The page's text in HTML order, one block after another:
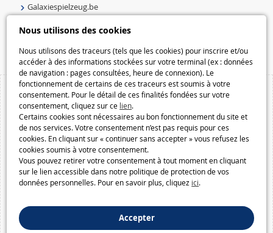
Nous utilisons des cookies
Nous utilisons des traceurs (tels que les cookies) pour inscrire et/ou
accéder à des informations stockées sur votre terminal (ex : données
de navigation : pages consultées, heure de connexion). Le
fonctionnement de certains de ces traceurs est soumis à votre
consentement. Pour le détail de ces finalités fondées sur votre
consentement, cliquez sur ce lien.
Certains cookies sont nécessaires au bon fonctionnement du site et
de nos services. Votre consentement n’est pas requis pour ces
cookies. En cliquant sur « continuer sans accepter » vous refusez les
cookies soumis à votre consentement.
Vous pouvez retirer votre consentement à tout moment en cliquant
sur le lien accessible dans notre politique de protection de vos
données personnelles. Pour en savoir plus, cliquez ici.
Accepter
Galaxiespielzeug.be